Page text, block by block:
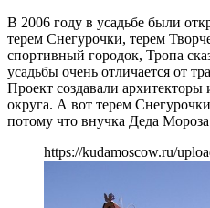
В 2006 году в усадьбе были
терем Снегурочки, терем
спортивный городок, Тропа
усадьбы очень отличается от
Проект создавали
округа. А вот терем
потому что внучка Деда
https://kudamoscow.ru/